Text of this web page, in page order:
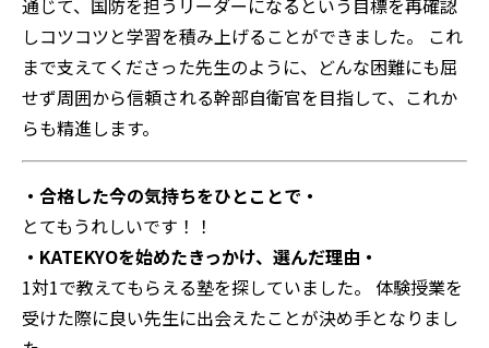
通じて、国防を担うリーダーになるという目標を再確認
しコツコツと学習を積み上げることができました。 これ
まで支えてくださった先生のように、どんな困難にも屈
せず周囲から信頼される幹部自衛官を目指して、これか
らも精進します。
・合格した今の気持ちをひとことで・
とてもうれしいです！！
・KATEKYOを始めたきっかけ、選んだ理由・
1対1で教えてもらえる塾を探していました。 体験授業を
受けた際に良い先生に出会えたことが決め手となりまし